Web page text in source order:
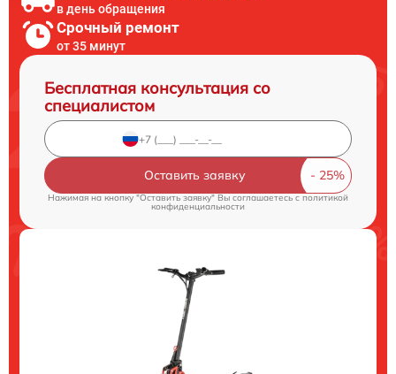
в день обращения
Срочный ремонт
от 35 минут
Бесплатная консультация со
специалистом
Оставить заявку
Нажимая на кнопку "Оставить заявку" Вы соглашаетесь cполитикой
конфиденциальности